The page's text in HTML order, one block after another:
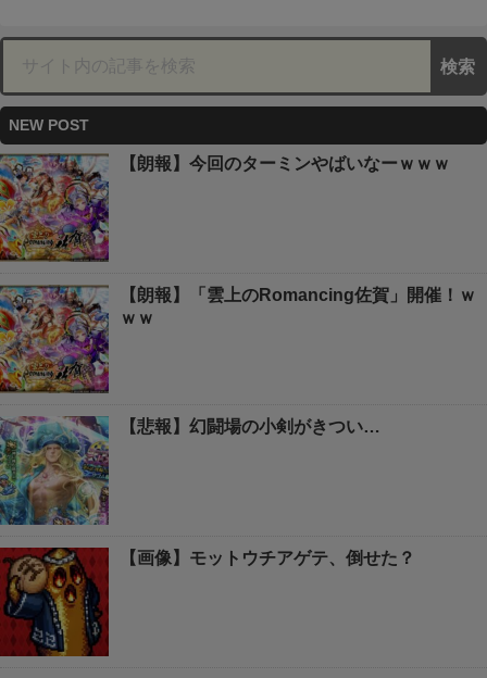
NEW POST
【朗報】今回のターミンやばいなーｗｗｗ
【朗報】「雲上のRomancing佐賀」開催！ｗ
ｗｗ
【悲報】幻闘場の小剣がきつい…
【画像】モットウチアゲテ、倒せた？